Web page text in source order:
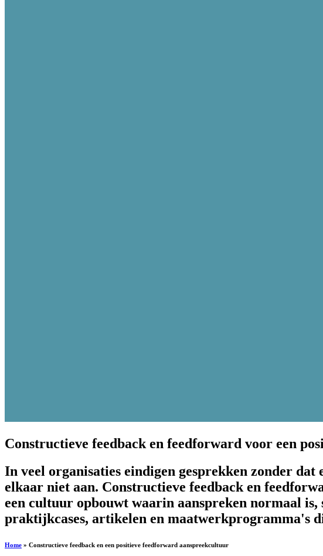
Constructieve feedback en feedforward voor een
In veel organisaties eindigen gesprekken zonder
elkaar niet aan. Constructieve feedback en
een cultuur opbouwt waarin aanspreken normaal
praktijkcases, artikelen en maatwerkprogramma's
Home » Constructieve feedback en een positieve feedforward aanspreekcultuur